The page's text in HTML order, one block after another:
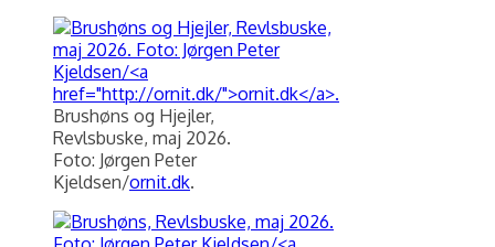
Brushøns og Hjejler,
Revlsbuske, maj 2026.
Foto: Jørgen Peter
Kjeldsen/ornit.dk.